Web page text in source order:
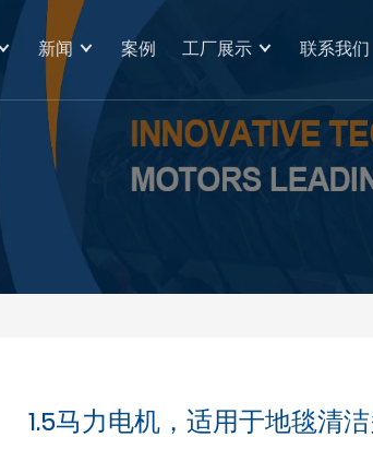
新闻 案例 工厂展示 联系我们
1.5马力电机，适用于地毯清